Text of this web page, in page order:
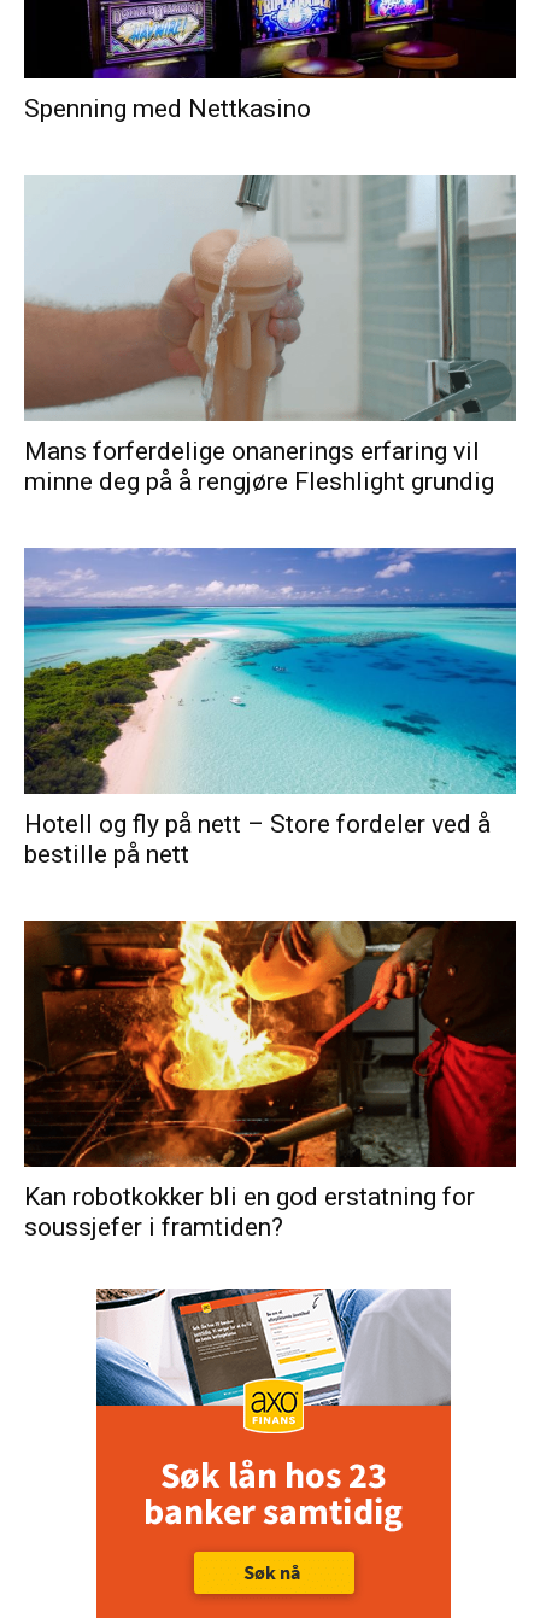
Spenning med Nettkasino
Mans forferdelige onanerings erfaring vil
minne deg på å rengjøre Fleshlight grundig
Hotell og fly på nett – Store fordeler ved å
bestille på nett
Kan robotkokker bli en god erstatning for
soussjefer i framtiden?